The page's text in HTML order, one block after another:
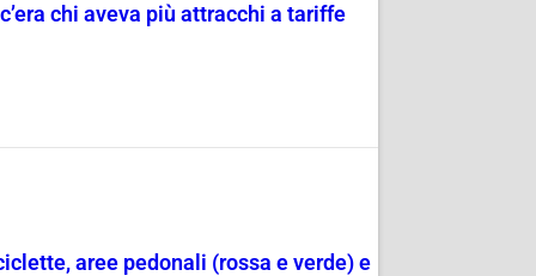
chi aveva più attracchi a tariffe
aree pedonali (rossa e verde) e